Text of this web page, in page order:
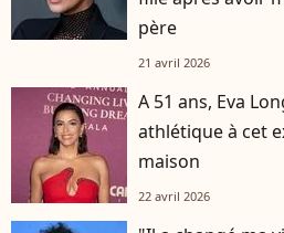
père
21 avril 2026
A 51 ans, Eva
athlétique à cet
maison
22 avril 2026